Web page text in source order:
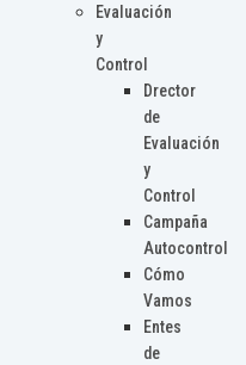
Evaluación
y
Control
Drector
de
Evaluación
y
Control
Campaña
Autocontrol
Cómo
Vamos
Entes
de